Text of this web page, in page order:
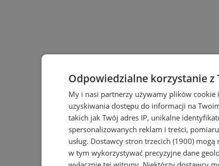
Odpowiedzialne korzystanie z
My i nasi partnerzy używamy plików
uzyskiwania dostępu do informacji na
takich jak Twój adres IP, unikalne
spersonalizowanych reklam i treści,
usług. Dostawcy stron trzecich (1900) mogą
w tym wykorzystywać precyzyjne dane